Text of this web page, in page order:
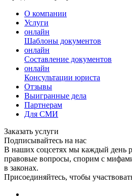
О компании
Услуги
онлайн
Шаблоны документов
онлайн
Составление документов
онлайн
Консультации юриста
Отзывы
Выигранные дела
Партнерам
Для СМИ
Заказать услуги
Подписывайтесь на нас
В наших соцсетях мы каждый день
правовые вопросы, спорим с
в законах.
Присоединяйтесь, чтобы